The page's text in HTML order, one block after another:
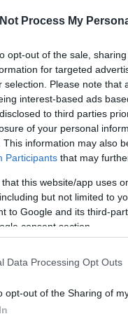
Process My
opt-out of the sale,
for targeted
selection. Please note
interest-based ads
to third parties
of your personal
This information may also
Participants that may
that this website/app uses
but not limited to
to Google and its third-
consent section.
Data Processing Opt Outs
opt-out of the Sharing of
leplezi
még ilyesmit
könyvének az
a helye. Az
kutatója a labdarúgás
a…
TOVÁBB
Tibor Kugli Dalos